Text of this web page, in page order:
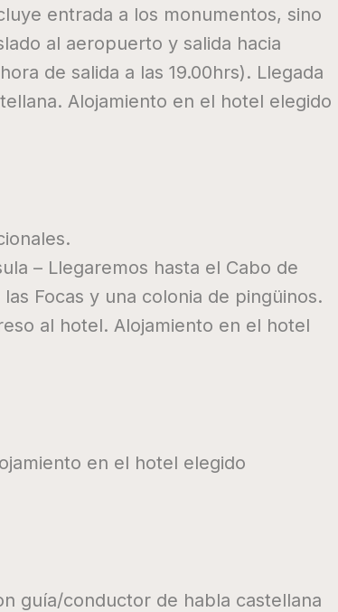
entrada a los monumentos, sino
al aeropuerto y salida hacia
de salida a las 19.00hrs). Llegada
Alojamiento en el hotel elegido
– Llegaremos hasta el Cabo de
Focas y una colonia de pingüinos.
al hotel. Alojamiento en el hotel
en el hotel elegido
guía/conductor de habla castellana